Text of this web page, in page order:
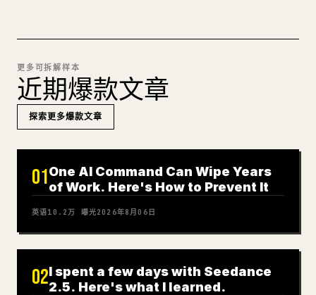
更多可拆解样本
近期爆款文章
探索更多爆款文章
01One AI Command Can Wipe Years
of Work. Here's How to Prevent It
英语10.2万 曝光2026年8月06日
02I spent a few days with Seedance
2.5. Here's what I learned.